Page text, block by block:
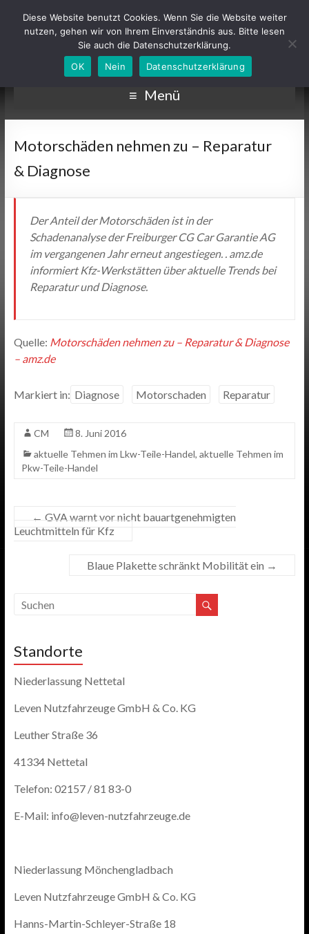
Menü
Motorschäden nehmen zu – Reparatur
& Diagnose
Der Anteil der Motorschäden ist in der
Schadenanalyse der Freiburger CG Car Garantie AG
im vergangenen Jahr erneut angestiegen. . amz.de
informiert Kfz-Werkstätten über aktuelle Trends bei
Reparatur und Diagnose.
Quelle: Motorschäden nehmen zu – Reparatur & Diagnose
– amz.de
Markiert in: Diagnose Motorschaden Reparatur
CM
8. Juni 2016
aktuelle Tehmen im Lkw-Teile-Handel, aktuelle Tehmen im
Pkw-Teile-Handel
← GVA warnt vor nicht bauartgenehmigten
Leuchtmitteln für Kfz
Blaue Plakette schränkt Mobilität ein →
Standorte
Niederlassung Nettetal
Leven Nutzfahrzeuge GmbH & Co. KG
Leuther Straße 36
41334 Nettetal
Telefon: 02157 / 81 83-0
E-Mail: info@leven-nutzfahrzeuge.de
Niederlassung Mönchengladbach
Leven Nutzfahrzeuge GmbH & Co. KG
Hanns-Martin-Schleyer-Straße 18
Diese Website benutzt Cookies. Wenn Sie die Website weiter
nutzen, gehen wir von Ihrem Einverständnis aus. Bitte lesen
Sie auch die Datenschutzerklärung.
OK
Nein Datenschutzerklärung